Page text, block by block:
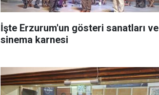
İşte Erzurum'un gösteri sanatları ve
sinema karnesi